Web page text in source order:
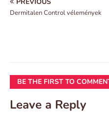
Dermitalen Control vélemények
BE THE FIRST TO
Leave a Reply